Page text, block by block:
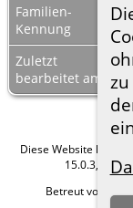
Familien-
Kennung
Zuletzt
bearbeitet am
8
Diese Website läuft mit
15.0.3,
Betreut von